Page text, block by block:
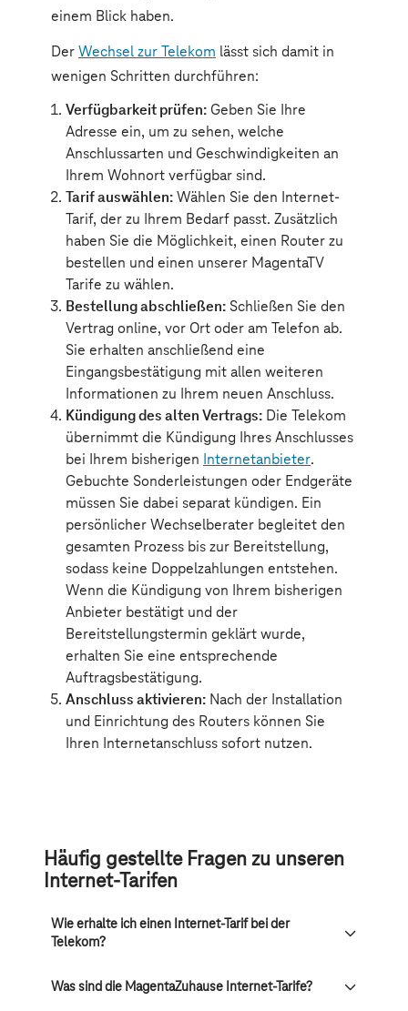
Häufig gestellte Fragen zu unseren
Internet-Tarifen
Wie erhalte ich einen Internet-Tarif bei der
Telekom?
Was sind die MagentaZuhause Internet-Tarife?